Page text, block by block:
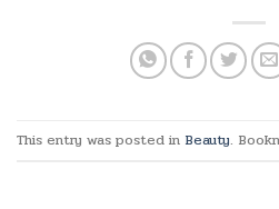
This entry was posted in Beauty.